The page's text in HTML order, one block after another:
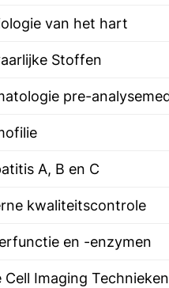
van het hart
Stoffen
pre-
A, B en C
kwaliteitscontrole
en -enzymen
Cell Imaging Technieken